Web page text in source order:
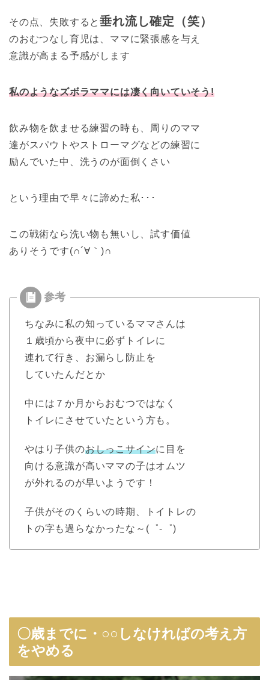
その点、失敗すると垂れ流し確定（笑）
のおむつなし育児は、ママに緊張感を与え
意識が高まる予感がします
私のようなズボラママには凄く向いていそう!
飲み物を飲ませる練習の時も、周りのママ
達がスパウトやストローマグなどの練習に
励んでいた中、洗うのが面倒くさい
という理由で早々に諦めた私･･･
この戦術なら洗い物も無いし、試す価値
ありそうです(∩´∀｀)∩
ちなみに私の知っているママさんは
１歳頃から夜中に必ずトイレに
連れて行き、お漏らし防止を
していたんだとか
中には７か月からおむつではなく
トイレにさせていたという方も。
やはり子供のおしっこサインに目を
向ける意識が高いママの子はオムツ
が外れるのが早いようです！
子供がそのくらいの時期、トイトレの
トの字も過らなかったな～(゜-゜)
〇歳までに・○○しなければの考え方
をやめる